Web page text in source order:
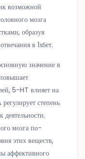
возможной
мозга
образуя
в 1хбет.
значение в
5-HT влияет на
степень
мозга по-
этих веществ,
аффективного